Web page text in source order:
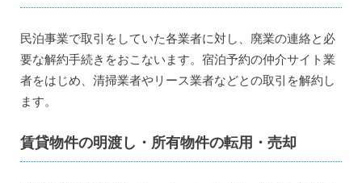
民泊事業で取引をしていた各業者に対し、廃業の連絡と必
要な解約手続きをおこないます。宿泊予約の仲介サイト業
者をはじめ、清掃業者やリース業者などとの取引を解約し
ます。
賃貸物件の明渡し・所有物件の転用・売却